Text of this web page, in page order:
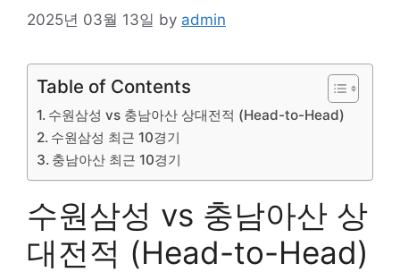
2025년 03월 13일 by admin
Table of Contents
수원삼성 vs 충남아산 상대전적 (Head-to-Head)
수원삼성 최근 10경기
충남아산 최근 10경기
수원삼성 vs 충남아산 상
대전적 (Head-to-Head)